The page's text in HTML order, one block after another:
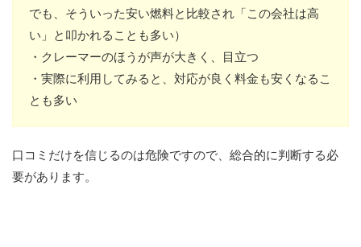
でも、そういった安い燃料と比較され「この会社は高
い」と叩かれることも多い）
・クレーマーのほうが声が大きく、目立つ
・実際に利用してみると、対応が良く料金も安くなるこ
とも多い
口コミだけを信じるのは危険ですので、総合的に判断する必
要があります。